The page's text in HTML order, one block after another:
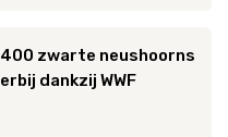
400 zwarte neushoorns
erbij dankzij WWF